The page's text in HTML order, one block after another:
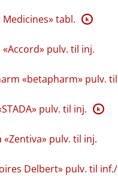
tabl. K
pulv. til inj.
«betapharm» pulv.
pulv. til inj. K
pulv. til inj.
Delbert» pulv. til